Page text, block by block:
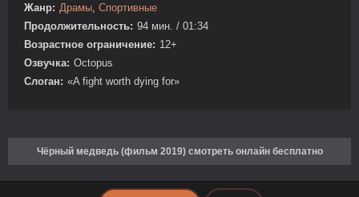
Жанр: Драмы Спортивные
Продолжительность: 94 мин. / 01:34
Возрастное ограничение: 12+
Озвучка: Octopus
Слоган: «A fight worth dying for»
Чёрный медведь (фильм 2019) смотреть онлайн бесплатно